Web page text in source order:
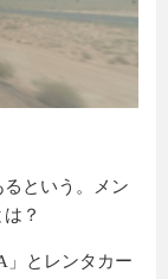
という。メン
？
」とレンタカー